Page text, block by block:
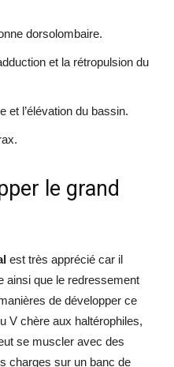
dorsolombaire.
et la rétropulsion du
et l’élévation du bassin.
le grand
est très apprécié car il
ainsi que le redressement
de développer ce
V chère aux haltérophiles,
se muscler avec des
charges sur un banc de